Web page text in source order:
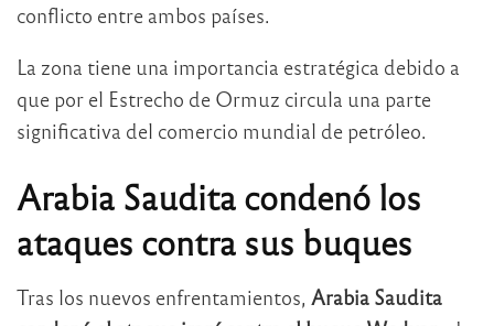
conflicto entre ambos países.
La zona tiene una importancia estratégica debido a
que por el Estrecho de Ormuz circula una parte
significativa del comercio mundial de petróleo.
Arabia Saudita condenó los
ataques contra sus buques
Tras los nuevos enfrentamientos, Arabia Saudita